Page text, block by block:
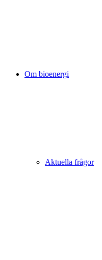
Om bioenergi
Aktuella frågor